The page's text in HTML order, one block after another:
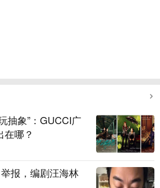
抽象”：GUCCI广
哪？
报，编剧汪海林